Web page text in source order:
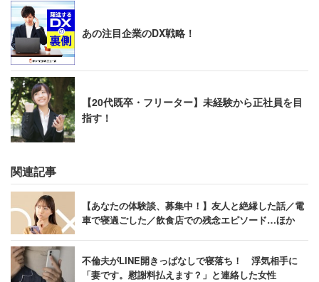
あの注目企業のDX戦略！
【20代既卒・フリーター】未経験から正社員を目
指す！
関連記事
【あなたの体験談、募集中！】友人と絶縁した話／電
車で寝過ごした／飲食店での残念エピソード…ほか
不倫夫がLINE開きっぱなしで寝落ち！ 浮気相手に
「妻です。慰謝料払えます？」と連絡した女性